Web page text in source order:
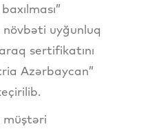
uyğunluq
sertifikatını
Azərbaycan”
müştəri